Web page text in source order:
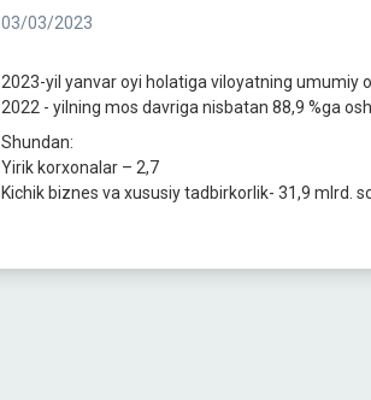
03/03/2023
2023-yil yanvar oyi holatiga viloyatning umumiy
2022 - yilning mos davriga nisbatan 88,9 %ga
Shundan:
Yirik korxonalar – 2,7
Kichik biznes va xususiy tadbirkorlik- 31,9 mlrd.